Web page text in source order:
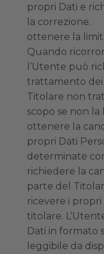
propri Dati e
la correzione.
ottenere la
Quando
l’Utente può
trattamento dei
Titolare non
scopo se non la
ottenere la
propri Dati
determinate
richiedere la
parte del
ricevere i
titolare.
Dati in formato
leggibile da